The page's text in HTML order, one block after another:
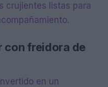
crujientes listas para
con freidora de
en un